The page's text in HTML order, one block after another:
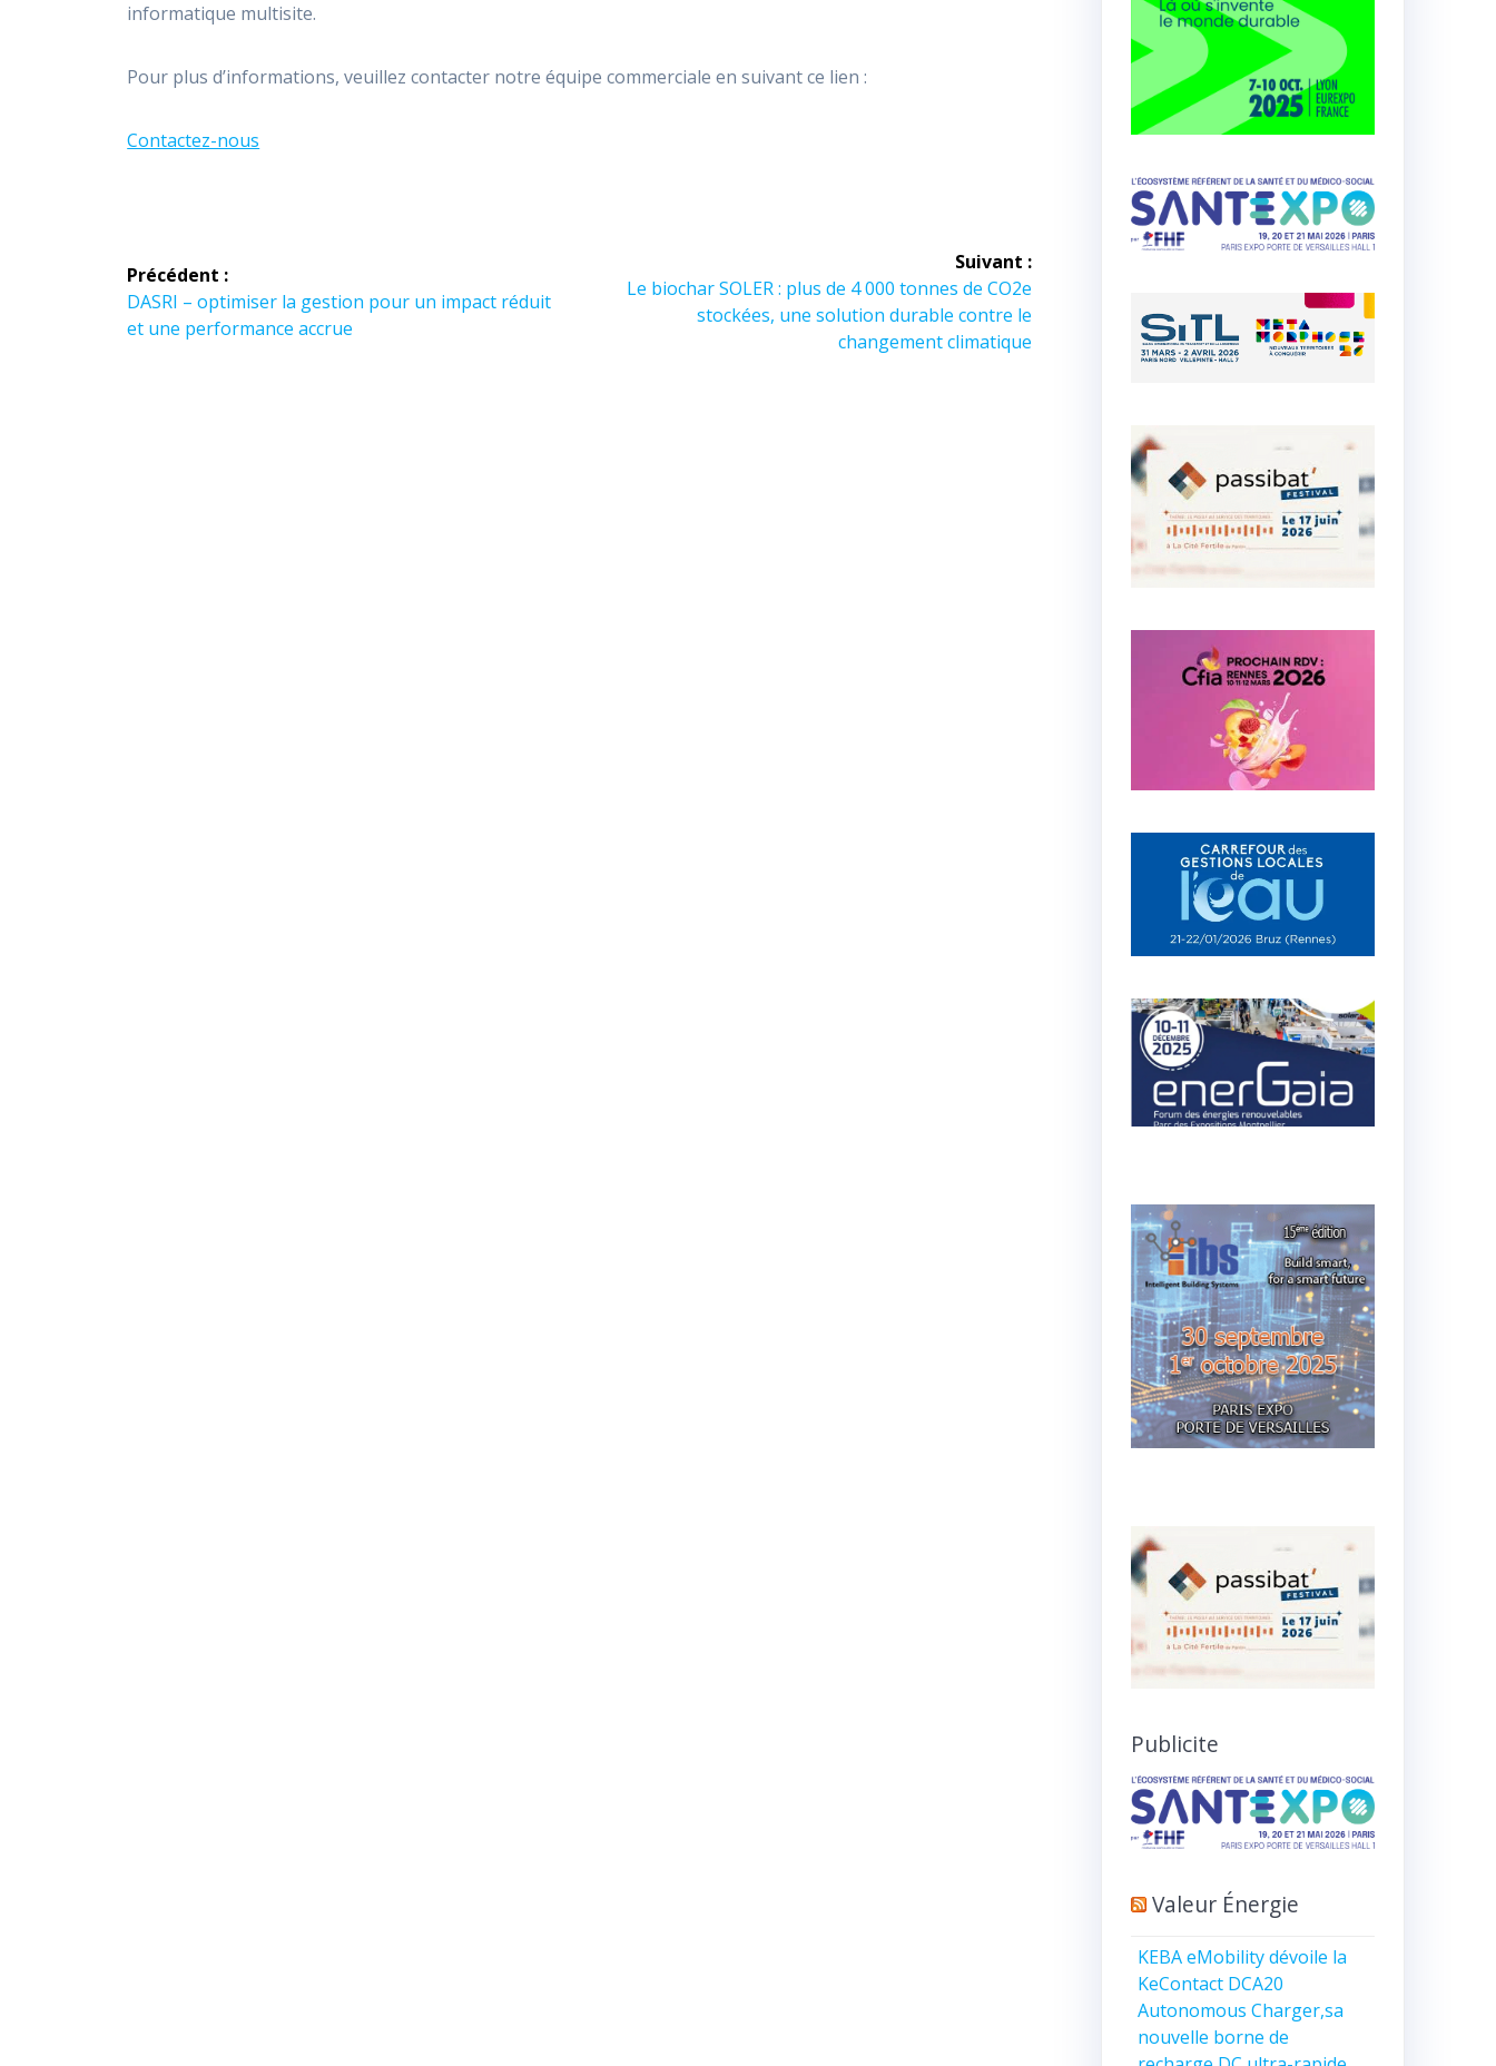
informatique multisite.
Pour plus d’informations, veuillez contacter notre équipe commerciale en suivant ce lien :
Contactez-nous
Navigation
de
l’article
Précédent :
Article
précédent :
DASRI – optimiser la gestion pour un impact réduit
et une performance accrue
Suivant :
Article
Le biochar SOLER : plus de 4 000 tonnes de CO2e
stockées, une solution durable contre le
changement climatique
Publicite
Valeur Énergie
KEBA eMobility dévoile la
KeContact DCA20
Autonomous Charger,sa
nouvelle borne de